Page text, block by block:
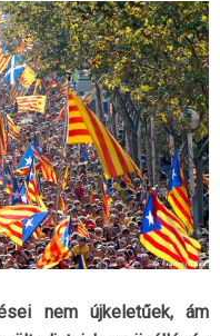
nem újkeletűek, ám